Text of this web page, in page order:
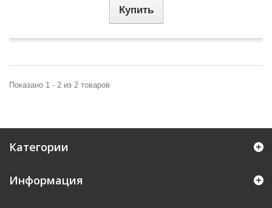
Купить
Показано 1 - 2 из 2 товаров
Категории
Информация